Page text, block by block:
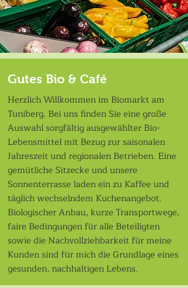
Gutes Bio & Café
Herzlich Willkommen im Biomarkt am
Tuniberg. Bei uns finden Sie eine große
Auswahl sorgfältig ausgewählter Bio-
Lebensmittel mit Bezug zur saisonalen
Jahreszeit und regionalen Betrieben. Eine
gemütliche Sitzecke und unsere
Sonnenterrasse laden ein zu Kaffee und
täglich wechselndem Kuchenangebot.
Biologischer Anbau, kurze Transportwege,
faire Bedingungen für alle Beteiligten
sowie die Nachvollziehbarkeit für meine
Kunden sind für mich die Grundlage eines
gesunden, nachhaltigen Lebens.